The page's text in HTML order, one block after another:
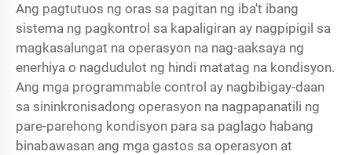
Ang pagtutuos ng oras sa pagitan ng iba't ibang
sistema ng pagkontrol sa kapaligiran ay nagpipigil sa
magkasalungat na operasyon na nag-aaksaya ng
enerhiya o nagdudulot ng hindi matatag na kondisyon.
Ang mga programmable control ay nagbibigay-daan
sa sininkronisadong operasyon na nagpapanatili ng
pare-parehong kondisyon para sa paglago habang
binabawasan ang mga gastos sa operasyon at